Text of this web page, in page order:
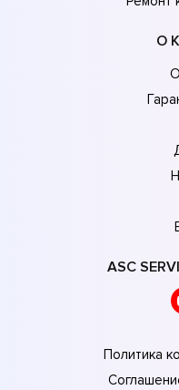
О
ASC
Политика